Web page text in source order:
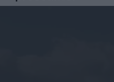
Sopimuskone
Tilitoimistoille